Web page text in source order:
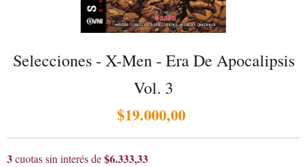
Selecciones - X-Men - Era De Apocalipsis
Vol. 3
$19.000,00
3cuotas sin interés de$6.333,33